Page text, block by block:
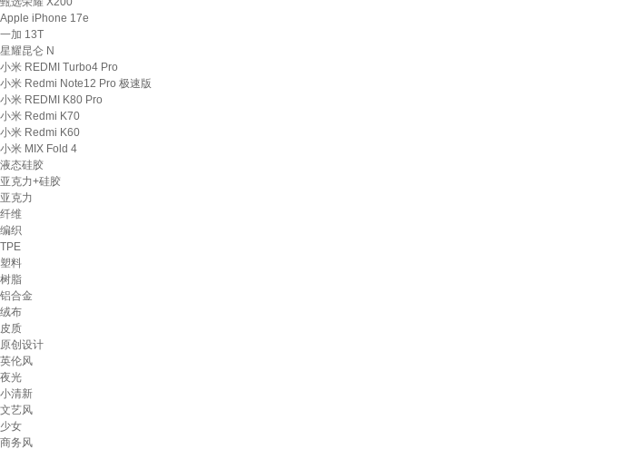
Apple iPhone 17e
一加 13T
星耀昆仑 N
小米 REDMI Turbo4 Pro
小米 Redmi Note12 Pro 极速版
小米 REDMI K80 Pro
小米 Redmi K70
小米 Redmi K60
小米 MIX Fold 4
液态硅胶
亚克力+硅胶
亚克力
纤维
编织
TPE
塑料
树脂
铝合金
绒布
皮质
原创设计
英伦风
夜光
小清新
文艺风
少女
商务风